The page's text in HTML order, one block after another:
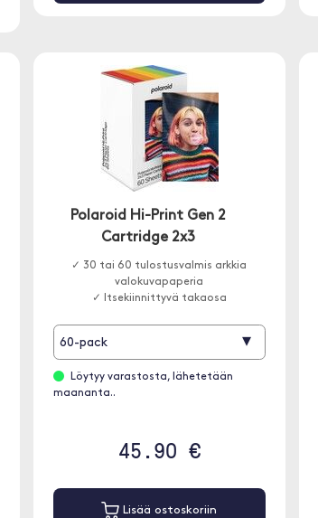
Polaroid Hi-Print Gen 2
Cartridge 2x3
✓ 30 tai 60 tulostusvalmis arkkia
valokuvapaperia
✓ Itsekiinnittyvä takaosa
60-pack ▾
Löytyy varastosta, lähetetään
maananta..
45.90 €
Lisää ostoskoriin